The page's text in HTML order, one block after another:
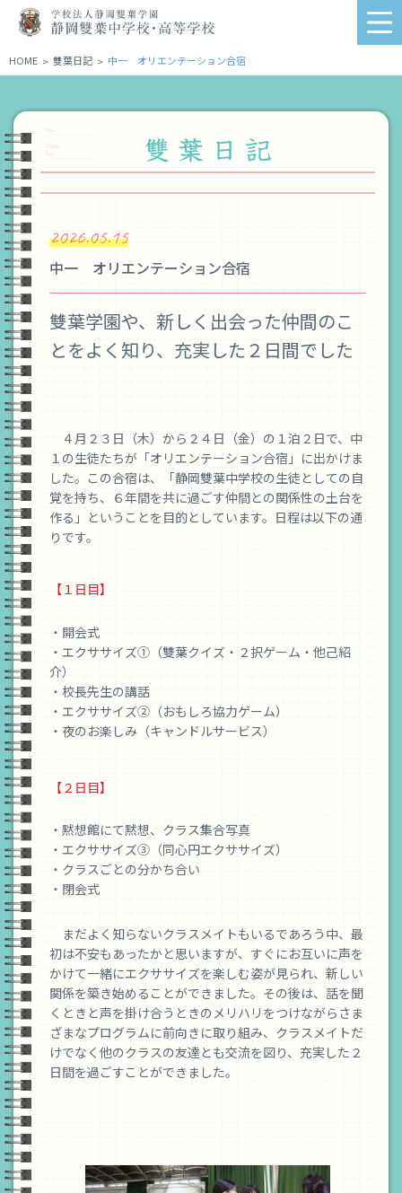
学
校
法
人
岡
雙
葉
学
園
静
岡
雙
葉
中
学
校・
高
等
学
校
HOME > 雙葉日記 > 中一 オリエンテーション合宿
2026.05.15
中一 オリエンテーション合宿
雙葉学園や、新しく出会った仲間のこ
とをよく知り、充実した２日間でした
４月２３日（木）から２４日（金）の１泊２日で、中
１の生徒たちが「オリエンテーション合宿」に出かけま
した。この合宿は、「静岡雙葉中学校の生徒としての自
覚を持ち、６年間を共に過ごす仲間との関係性の土台を
作る」ということを目的としています。日程は以下の通
りです。
【１日目】
・開会式
・エクササイズ①（雙葉クイズ・２択ゲーム・他己紹
介）
・校長先生の講話
・エクササイズ➁（おもしろ協力ゲーム）
・夜のお楽しみ（キャンドルサービス）
【２日目】
・黙想館にて黙想、クラス集合写真
・エクササイズ③（同心円エクササイズ）
・クラスごとの分かち合い
・閉会式
まだよく知らないクラスメイトもいるであろう中、最
初は不安もあったかと思いますが、すぐにお互いに声を
かけて一緒にエクササイズを楽しむ姿が見られ、新しい
関係を築き始めることができました。その後は、話を聞
くときと声を掛け合うときのメリハリをつけながらさま
ざまなプログラムに前向きに取り組み、クラスメイトだ
けでなく他のクラスの友達とも交流を図り、充実した２
日間を過ごすことができました。